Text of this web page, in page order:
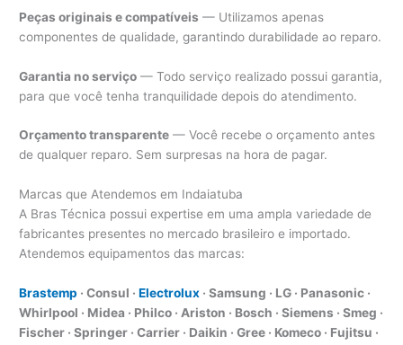
Peças originais e compatíveis — Utilizamos apenas
componentes de qualidade, garantindo durabilidade ao reparo.
Garantia no serviço — Todo serviço realizado possui garantia,
para que você tenha tranquilidade depois do atendimento.
Orçamento transparente — Você recebe o orçamento antes
de qualquer reparo. Sem surpresas na hora de pagar.
Marcas que Atendemos em Indaiatuba
A Bras Técnica possui expertise em uma ampla variedade de
fabricantes presentes no mercado brasileiro e importado.
Atendemos equipamentos das marcas:
Brastemp · Consul ·Electrolux · Samsung · LG · Panasonic ·
Whirlpool · Midea · Philco · Ariston · Bosch · Siemens · Smeg ·
Fischer · Springer · Carrier · Daikin · Gree · Komeco · Fujitsu ·